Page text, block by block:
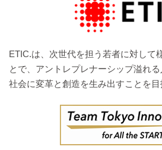
ETIC.は、次世代を担う若者に対して
とで、アントレプレナーシップ溢れる
社会に変革と創造を生み出すことを目